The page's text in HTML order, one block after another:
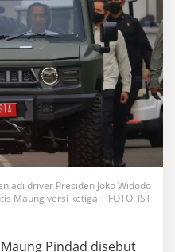
driver Presiden Joko Widodo
Maung versi ketiga | FOTO: IST
Pindad disebut